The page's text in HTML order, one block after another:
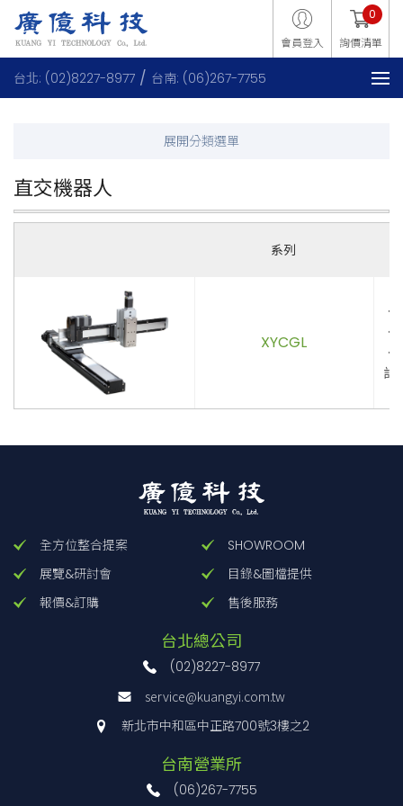
會員登入 詢價清單
0
台北: (02)8227-8977 台南: (06)267-7755
直交機器人
系列
XYCGL
計
全方位整合提案
SHOWROOM
展覽&研討會
目錄&圖檔提供
報價&訂購
售後服務
台北總公司
(02)8227-8977
service@kuangyi.com.tw
新北市中和區中正路700號3樓之2
台南營業所
(06)267-7755